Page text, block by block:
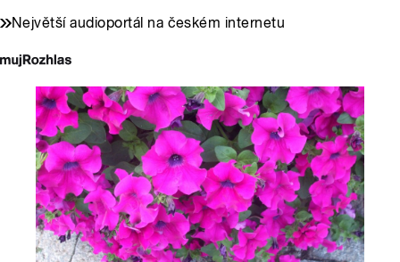
Největší audioportál na českém internetu